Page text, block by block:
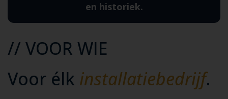
en historiek.
// VOOR WIE
Voor élk installatiebedrijf.